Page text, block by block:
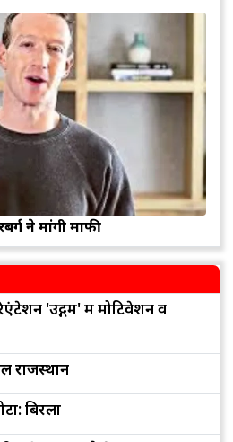
ने मांगी माफी
'उद्गम' में मोटिवेशन व
राजस्थान
बिरला